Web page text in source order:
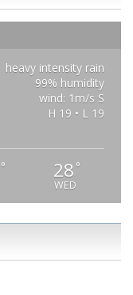
heavy intensity rain
99% humidity
wind: 1m/s S
H 19 • L 19
° 28 °
WED